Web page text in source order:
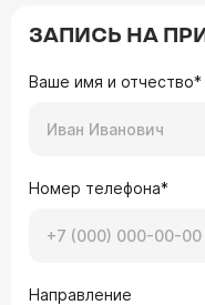
ЗАПИСЬ НА
Ваше имя и отчество*
Номер телефона*
Направление